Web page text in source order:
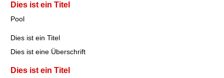
Dies ist ein Titel
Pool
Dies ist ein Titel
Dies ist eine Überschrift
Dies ist ein Titel